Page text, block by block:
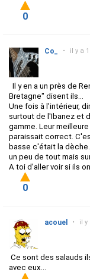
0
Co_ • il y a
Il y en a un près de
Bretagne" disent ils...
Une fois à l'intérieur,
surtout de l'Ibanez et
gamme. Leur
paraissait correct.
basse c'était la
un peu de tout mais
A toi d'aller voir si ils
0
acouel • il y
Ce sont des salauds
avec eux...